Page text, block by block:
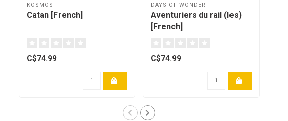
KOSMOS
Catan [French]
C$74.99
DAYS OF WONDER
Aventuriers du rail (les)
[French]
C$74.99